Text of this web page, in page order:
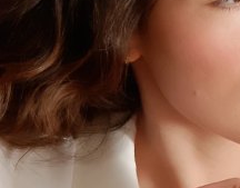
FAQ™ Pure Beauty-
issa™ Teeth
Français
Polski
Türkçe
简体中文